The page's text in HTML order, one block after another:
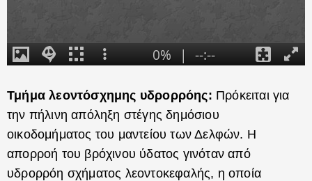
Τμήμα λεοντόσχημης υδρορρόης: Πρόκειται για
την πήλινη απόληξη στέγης δημόσιου
οικοδομήματος του μαντείου των Δελφών. Η
απορροή του βρόχινου ύδατος γινόταν από
υδρορρόη σχήματος λεοντοκεφαλής, η οποία